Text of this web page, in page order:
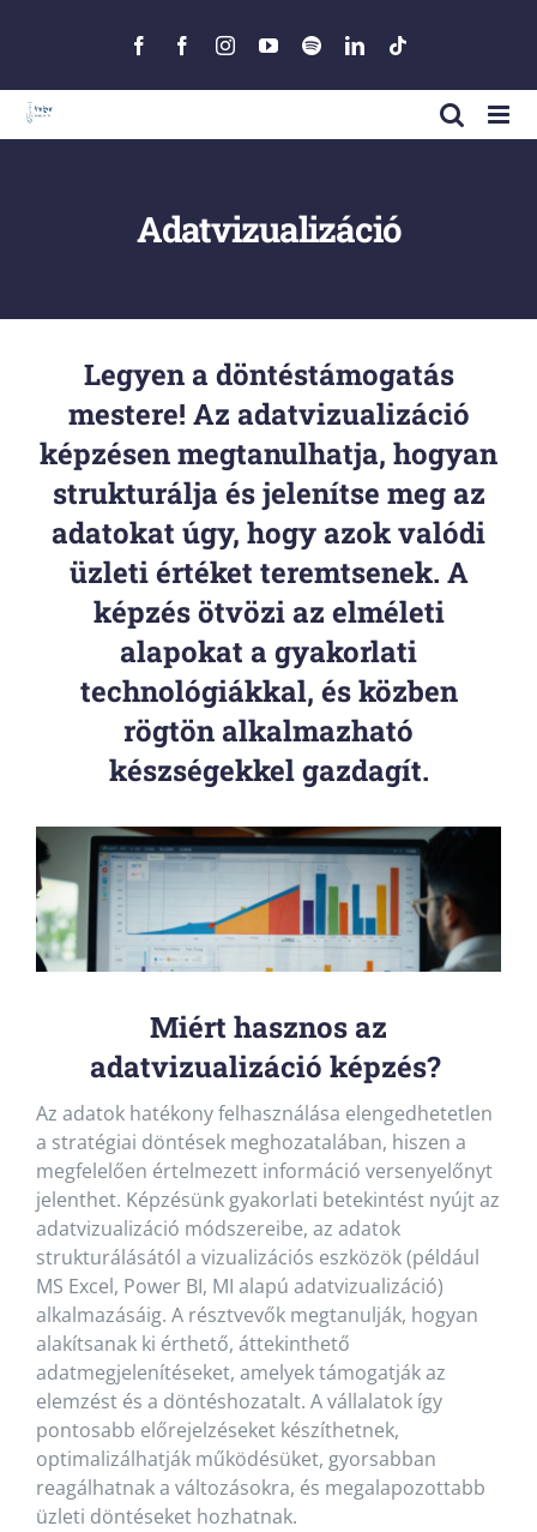
FacebookFacebookInstagramYouTube
SpotifyLinkedIn
Adatvizualizáció
Legyen a döntéstámogatás
mestere! Az adatvizualizáció
képzésen megtanulhatja, hogyan
strukturálja és jelenítse meg az
adatokat úgy, hogy azok valódi
üzleti értéket teremtsenek. A
képzés ötvözi az elméleti
alapokat a gyakorlati
technológiákkal, és közben
rögtön alkalmazható
készségekkel gazdagít.
Miért hasznos az
adatvizualizáció képzés?
Az adatok hatékony felhasználása elengedhetetlen
a stratégiai döntések meghozatalában, hiszen a
megfelelően értelmezett információ versenyelőnyt
jelenthet. Képzésünk gyakorlati betekintést nyújt az
adatvizualizáció módszereibe, az adatok
strukturálásától a vizualizációs eszközök (például
MS Excel, Power BI, MI alapú adatvizualizáció)
alkalmazásáig. A résztvevők megtanulják, hogyan
alakítsanak ki érthető, áttekinthető
adatmegjelenítéseket, amelyek támogatják az
elemzést és a döntéshozatalt. A vállalatok így
pontosabb előrejelzéseket készíthetnek,
optimalizálhatják működésüket, gyorsabban
reagálhatnak a változásokra, és megalapozottabb
üzleti döntéseket hozhatnak.